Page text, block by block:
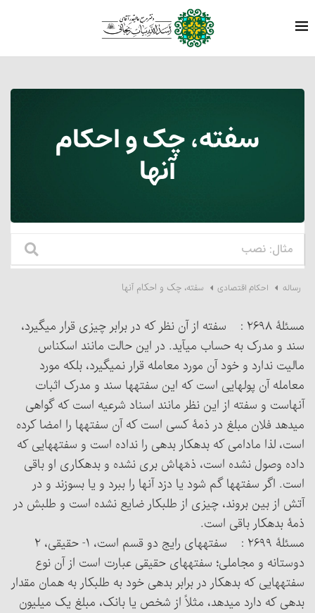
سفته، چک و احکام
آنها‏
رساله احکام اقتصادی سفته، چک و احکام آنها‏
مسئلۀ ۲۶۹۸ : سفته از آن نظر که در برابر چیزی قرار می‏گیرد،
سند و مدرک به حساب می‏آید. در این حالت مانند اسکناس
مالیت ندارد و خود آن مورد معامله قرار نمی‏گیرد، بلکه مورد
معامله آن پولهایی است که این سفته‏ها سند و مدرک اثبات
آنهاست و سفته از این نظر مانند اسناد شرعیه است که گواهی
می‏دهد فلان مبلغ در ذمۀ کسی است که آن سفته‏ها را امضا کرده
است، لذا مادامی که بدهکار بدهی را نداده است و سفته‏هایی که
داده وصول نشده است، ذمّه‏اش بری نشده و بدهکاری او باقی
است. اگر سفته‏ها گم شود یا دزد آنها را ببرد و یا بسوزند و در
آتش از بین بروند، چیزی از طلبکار ضایع نشده است و طلبش در
ذمۀ بدهکار باقی است.
مسئلۀ ۲۶۹۹ : سفته‏های رایج دو قسم است، ۱- حقیقی، ۲
دوستانه و مجاملی؛ سفته‏های حقیقی عبارت است از آن نوع
سفته‏هایی که بدهکار در برابر بدهی خود به طلبکار به همان مقدار
بدهی که دارد می‏دهد، مثلاً از شخص یا بانک، مبلغ یک میلیون